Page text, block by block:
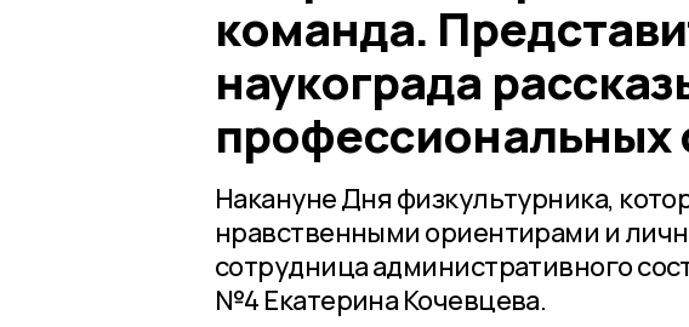
команда.
наукограда
профессиональных
Накануне Дня физкультурника,
нравственными ориентирами и
сотрудница административного
№4 Екатерина Кочевцева.